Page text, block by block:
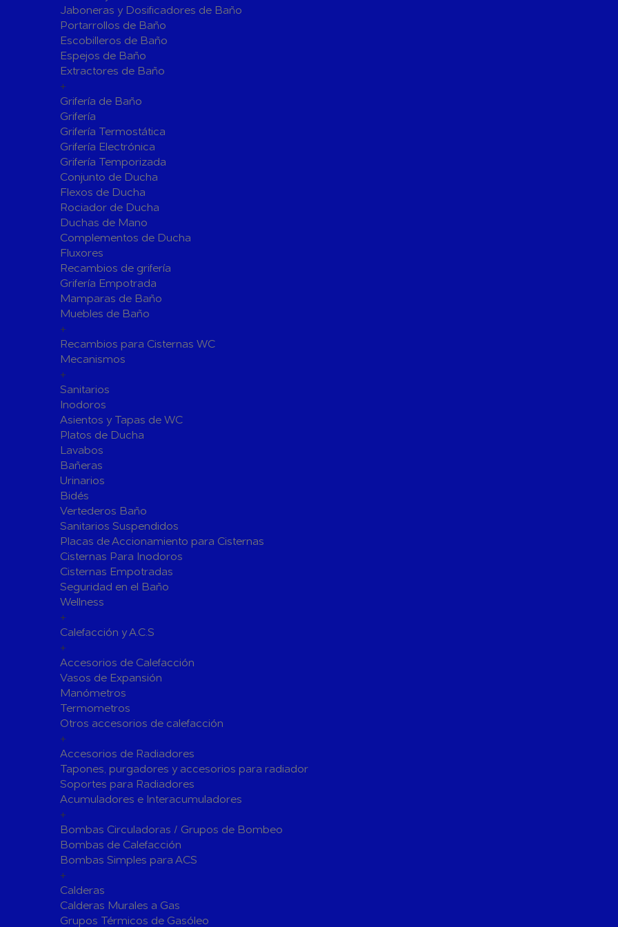
Sistemas de Energía Solar Fotovoltaica
Paneles
Accesorios
Fontanería
Accesorios para Instalación de Gas
Válvulas para Gas
Bombas
Bombas Sumergibles
Canalones Pluviales
Desagües
Válvulas de Desagüe
Accesorios para Desagüe
Fijaciones para Fontanería
Sumideros y Gran Evacuación
Tubos y Accesorios de Cobre y
Latón
Tuberías y Accesorios de
Polibutileno
Flexos/Conexiones Flexibles
Válvulas de Fontanería
Válvulas de Esfera
Válvulas de Retención
Válvulas de Contadores
Llaves de Paso
Accesorios de Valvulería
Herramientas y Vestuario
Adhesivos y Selladores
Siliconas
Herramientas y accesorios de Uso General
Hachas
Vestuario de Protección
Herramientas de Prensado
Soldadura y Sopletes
Herramientas de Lijado y Pulido
Baterias Para Herramientas Eléctricas
Bombas de Piscinas y SPA
Bombas de Piscinas
Jaboneras y Dosificadores de Baño
Portarrollos de Baño
Escobilleros de Baño
Espejos de Baño
Extractores de Baño
+
Grifería de Baño
Grifería
Grifería Termostática
Grifería Electrónica
Grifería Temporizada
Conjunto de Ducha
Flexos de Ducha
Rociador de Ducha
Duchas de Mano
Complementos de Ducha
Fluxores
Recambios de grifería
Grifería Empotrada
Mamparas de Baño
Muebles de Baño
+
Recambios para Cisternas WC
Mecanismos
+
Sanitarios
Inodoros
Asientos y Tapas de WC
Platos de Ducha
Lavabos
Bañeras
Urinarios
Bidés
Vertederos Baño
Sanitarios Suspendidos
Placas de Accionamiento para Cisternas
Cisternas Para Inodoros
Cisternas Empotradas
Seguridad en el Baño
Wellness
+
Calefacción y A.C.S
+
Accesorios de Calefacción
Vasos de Expansión
Manómetros
Termometros
Otros accesorios de calefacción
+
Accesorios de Radiadores
Tapones, purgadores y accesorios para radiador
Soportes para Radiadores
Acumuladores e Interacumuladores
+
Bombas Circuladoras / Grupos de Bombeo
Bombas de Calefacción
Bombas Simples para ACS
+
Calderas
Calderas Murales a Gas
Grupos Térmicos de Gasóleo